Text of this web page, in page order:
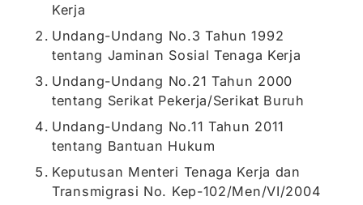
Kerja
Undang-Undang No.3 Tahun 1992
tentang Jaminan Sosial Tenaga Kerja
Undang-Undang No.21 Tahun 2000
tentang Serikat Pekerja/Serikat Buruh
Undang-Undang No.11 Tahun 2011
tentang Bantuan Hukum
Keputusan Menteri Tenaga Kerja dan
Transmigrasi No. Kep-102/Men/VI/2004